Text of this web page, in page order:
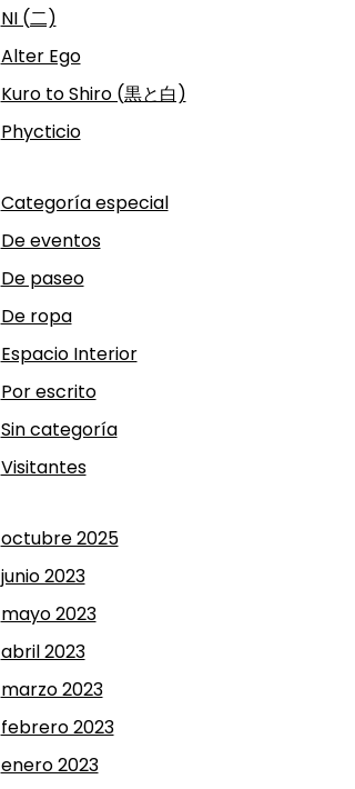
NI (二)
Alter Ego
Kuro to Shiro (黒と白)
Phycticio
Categoría especial
De eventos
De paseo
De ropa
Espacio Interior
Por escrito
Sin categoría
Visitantes
octubre 2025
junio 2023
mayo 2023
abril 2023
marzo 2023
febrero 2023
enero 2023